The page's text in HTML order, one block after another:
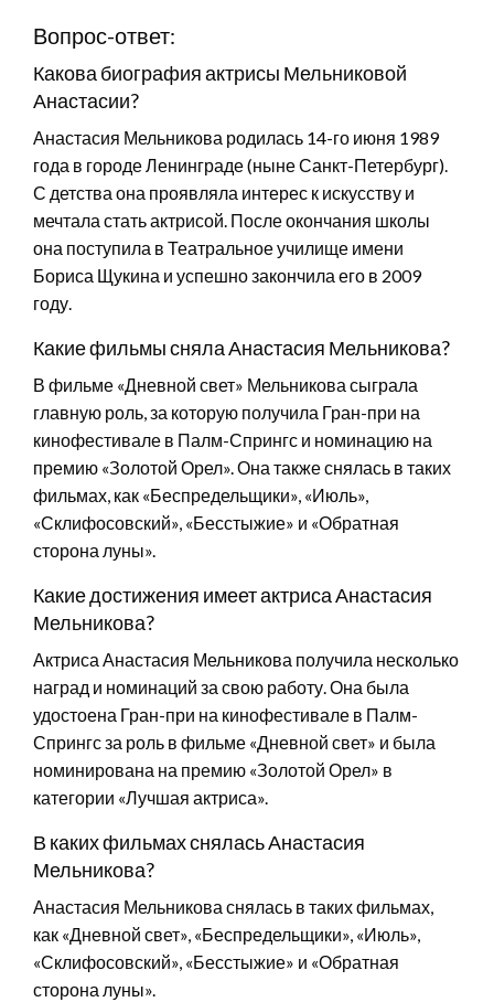
Вопрос-ответ:
Какова биография актрисы Мельниковой
Анастасии?
Анастасия Мельникова родилась 14-го июня 1989
года в городе Ленинграде (ныне Санкт-Петербург).
С детства она проявляла интерес к искусству и
мечтала стать актрисой. После окончания школы
она поступила в Театральное училище имени
Бориса Щукина и успешно закончила его в 2009
году.
Какие фильмы сняла Анастасия Мельникова?
В фильме «Дневной свет» Мельникова сыграла
главную роль, за которую получила Гран-при на
кинофестивале в Палм-Спрингс и номинацию на
премию «Золотой Орел». Она также снялась в таких
фильмах, как «Беспредельщики», «Июль»,
«Склифосовский», «Бесстыжие» и «Обратная
сторона луны».
Какие достижения имеет актриса Анастасия
Мельникова?
Актриса Анастасия Мельникова получила несколько
наград и номинаций за свою работу. Она была
удостоена Гран-при на кинофестивале в Палм-
Спрингс за роль в фильме «Дневной свет» и была
номинирована на премию «Золотой Орел» в
категории «Лучшая актриса».
В каких фильмах снялась Анастасия
Мельникова?
Анастасия Мельникова снялась в таких фильмах,
как «Дневной свет», «Беспредельщики», «Июль»,
«Склифосовский», «Бесстыжие» и «Обратная
сторона луны».